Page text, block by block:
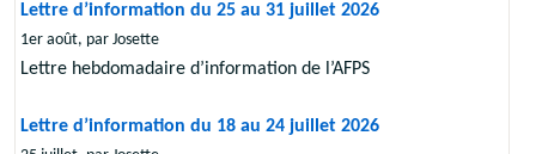
Lettre d’information du 25 au 31 juillet 2026
1er août, par Josette
Lettre hebdomadaire d’information de l’AFPS
Lettre d’information du 18 au 24 juillet 2026